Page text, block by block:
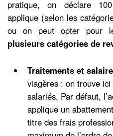
pratique, on déclare
applique (selon les
ou on peut opter pour
plusieurs catégories de
Traitements et
viagères : on trouve
salariés. Par défaut,
applique un
titre des frais